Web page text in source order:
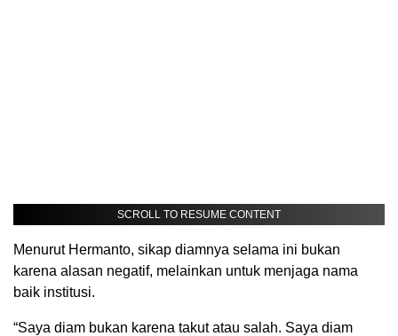
SCROLL TO RESUME CONTENT
Menurut Hermanto, sikap diamnya selama ini bukan
karena alasan negatif, melainkan untuk menjaga nama
baik institusi.
“Saya diam bukan karena takut atau salah. Saya diam